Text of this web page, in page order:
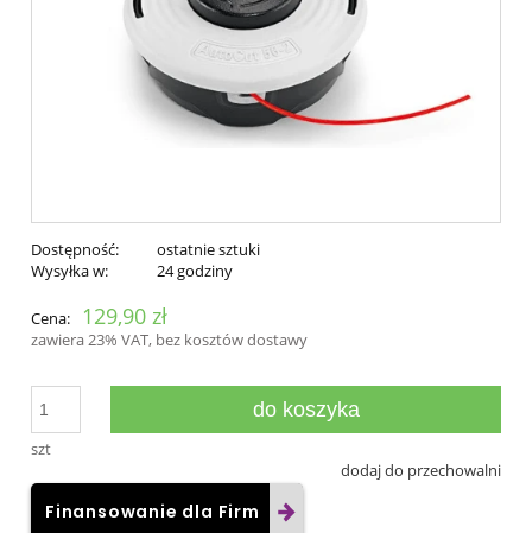
Dostępność:
ostatnie sztuki
Wysyłka w:
24 godziny
Cena: 129,90 zł
zawiera 23% VAT, bez kosztów dostawy
szt
do koszyka
dodaj do przechowalni
Finansowanie dla Firm